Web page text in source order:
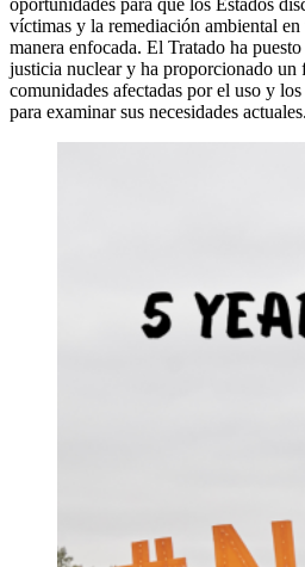
oportunidades para que los Estados
víctimas y la remediación ambiental
manera enfocada. El Tratado ha
justicia nuclear y ha proporcionado un
comunidades afectadas por el uso y
para examinar sus necesidades actuales.